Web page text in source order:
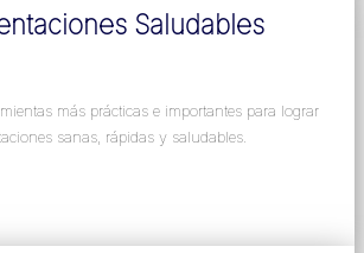
Saludables
más prácticas e importantes para lograr
sanas, rápidas y saludables.